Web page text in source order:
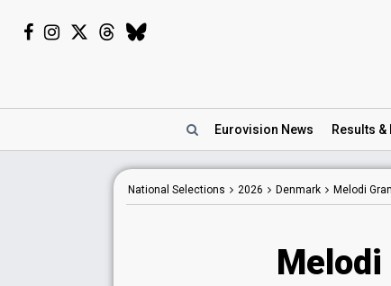
Eurovision News Results &
National Selections 2026 Denmark Melodi
Melodi